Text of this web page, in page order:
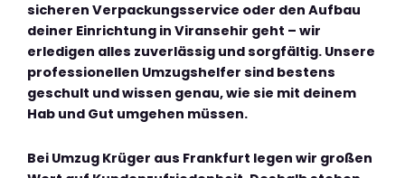
sicheren Verpackungsservice oder den Aufbau
deiner Einrichtung in Viransehir geht – wir
erledigen alles zuverlässig und sorgfältig. Unsere
professionellen Umzugshelfer sind bestens
geschult und wissen genau, wie sie mit deinem
Hab und Gut umgehen müssen.
Bei Umzug Krüger aus Frankfurt legen wir großen